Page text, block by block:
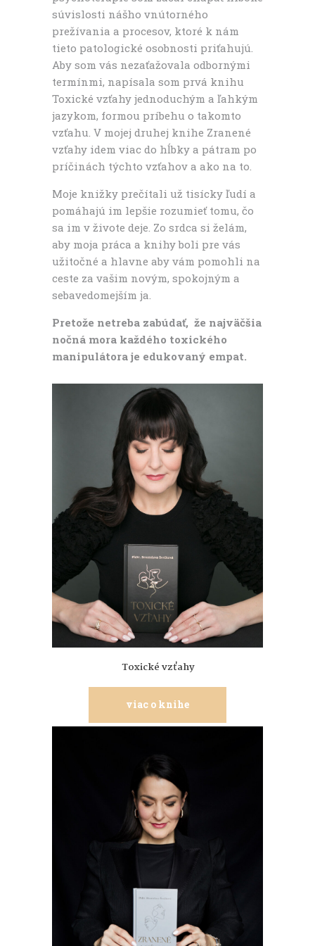
súvislosti nášho vnútorného
prežívania a procesov, ktoré k nám
tieto patologické osobnosti priťahujú.
Aby som vás nezaťažovala odbornými
termínmi, napísala som prvá knihu
Toxické vzťahy jednoduchým a ľahkým
jazykom, formou príbehu o takomto
vzťahu. V mojej druhej knihe Zranené
vzťahy idem viac do hĺbky a pátram po
príčinách týchto vzťahov a ako na to.
Moje knižky prečítali už tisícky ľudí a
pomáhajú im lepšie rozumieť tomu, čo
sa im v živote deje. Zo srdca si želám,
aby moja práca a knihy boli pre vás
užitočné a hlavne aby vám pomohli na
ceste za vašim novým, spokojným a
sebavedomejším ja.
Pretože netreba zabúdať, že najväčšia
nočná mora každého toxického
manipulátora je edukovaný empat.
Toxické vzťahy
viac o knihe